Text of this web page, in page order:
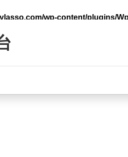
wp-content/plugins/